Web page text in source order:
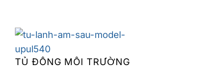
TỦ ĐÔNG MÔI TRƯỜNG